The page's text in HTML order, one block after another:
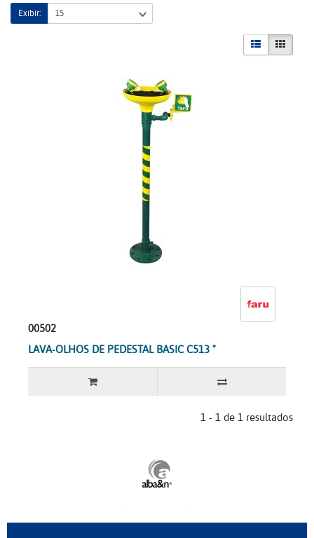
Exibir:
00502
LAVA-OLHOS DE PEDESTAL BASIC C513 "
1 - 1 de 1 resultados